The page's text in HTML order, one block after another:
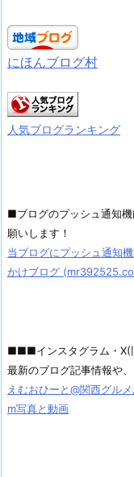
にほんブログ村
人気ブログランキング
■ブログのプッシュ通知
願いします！
当ブログにプッシュ通知
かけブログ
■■■インスタグラム・X(
最新のブログ記事情報や
えむおひーと@関西グル
m写真と動画